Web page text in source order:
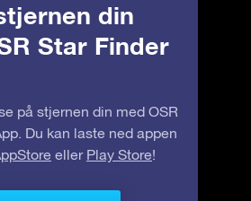
din
Star Finder
på stjernen din med OSR
Du kan laste ned appen
eller Play Store!